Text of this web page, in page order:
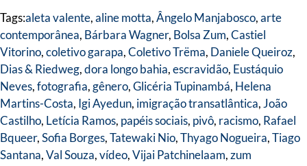
Tags:aleta valente,aline motta,Ângelo Manjabosco,arte
contemporânea, Bárbara Wagner, Bolsa Zum,Castiel
Vitorino,coletivo garapa,Coletivo Trëma, Daniele Queiroz,
Dias & Riedweg,dora longo bahia,escravidão, Eustáquio
Neves,fotografia, gênero,Glicéria Tupinambá, Helena
Martins-Costa, Igi Ayedun, imigração transatlântica, João
Castilho, Letícia Ramos, papéis sociais, pivô, racismo, Rafael
Bqueer,Sofia Borges,Tatewaki Nio,Thyago Nogueira,Tiago
Santana,Val Souza,vídeo,Vijai Patchinelaam,zum